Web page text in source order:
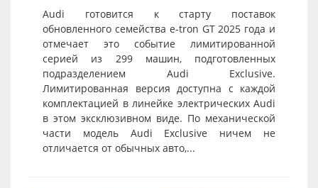
Audi готовится к старту поставок
обновленного семейства e-tron GT 2025 года и
отмечает это событие лимитированной
серией из 299 машин, подготовленных
подразделением Audi Exclusive.
Лимитированная версия доступна с каждой
комплектацией в линейке электрических Audi
в этом эксклюзивном виде. По механической
части модель Audi Exclusive ничем не
отличается от обычных авто,...